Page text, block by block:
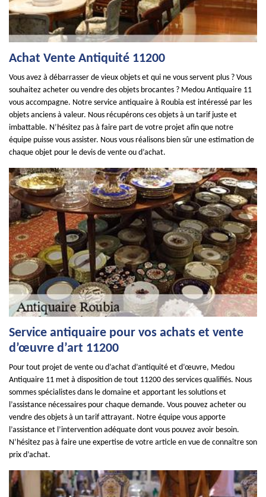
Achat Vente Antiquité 11200
Vous avez à débarrasser de vieux objets et qui ne vous servent plus ? Vous
souhaitez acheter ou vendre des objets brocantes ? Medou Antiquaire 11
vous accompagne. Notre service antiquaire à Roubia est intéressé par les
objets anciens à valeur. Nous récupérons ces objets à un tarif juste et
imbattable. N’hésitez pas à faire part de votre projet afin que notre
équipe puisse vous assister. Nous vous réalisons bien sûr une estimation de
chaque objet pour le devis de vente ou d’achat.
Service antiquaire pour vos achats et vente
d’œuvre d’art 11200
Pour tout projet de vente ou d’achat d’antiquité et d’œuvre, Medou
Antiquaire 11 met à disposition de tout 11200 des services qualifiés. Nous
sommes spécialistes dans le domaine et apportant les solutions et
l’assistance nécessaires pour chaque demande. Vous pouvez acheter ou
vendre des objets à un tarif attrayant. Notre équipe vous apporte
l’assistance et l’intervention adéquate dont vous pouvez avoir besoin.
N’hésitez pas à faire une expertise de votre article en vue de connaître son
prix d’achat.